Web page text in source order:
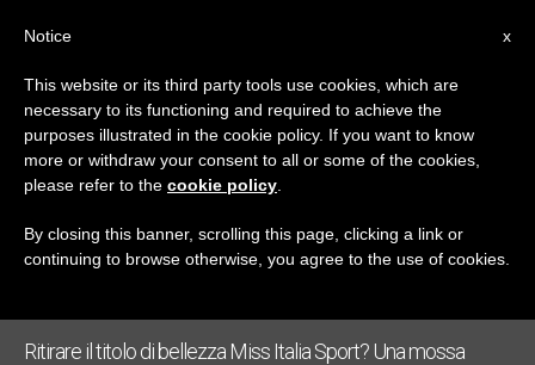
GIORNO
Marzo 22nd, 2011
ULTIME NOTIZIE
Ritirare il titolo di bellezza Miss Italia Sport? Una mossa
x
Notice
This website or its third party tools use cookies, which are
necessary to its functioning and required to achieve the
purposes illustrated in the cookie policy. If you want to know
more or withdraw your consent to all or some of the cookies,
please refer to the cookie policy
By closing this banner, scrolling this page, clicking a link or
continuing to browse otherwise, you agree to the use of cookies.